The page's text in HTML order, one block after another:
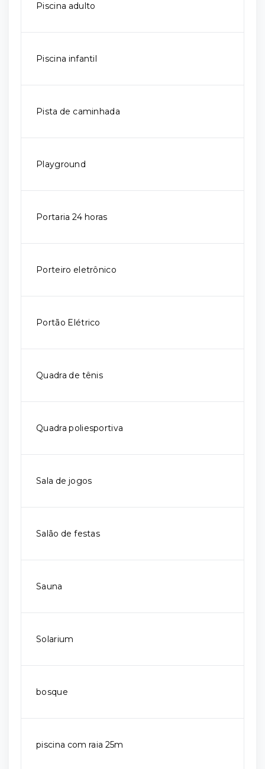
Piscina adulto
Piscina infantil
Pista de caminhada
Playground
Portaria 24 horas
Porteiro eletrônico
Portão Elétrico
Quadra de tênis
Quadra poliesportiva
Sala de jogos
Salão de festas
Sauna
Solarium
bosque
piscina com raia 25m